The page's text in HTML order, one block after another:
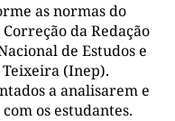
as normas do
da Redação
de Estudos e
Teixeira (Inep).
a analisarem e
os estudantes.